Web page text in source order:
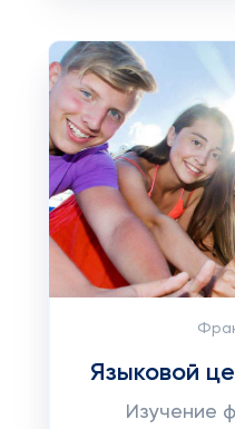
Языковой
Изучение